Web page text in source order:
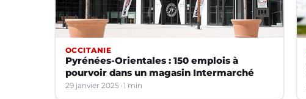
OCCITANIE
Pyrénées-Orientales : 150 emplois à
pourvoir dans un magasin Intermarché
29 janvier 2025 1 min